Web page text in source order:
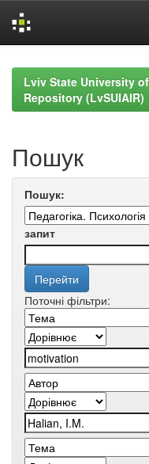
navigationLviv State University
Repository (LvSUIAIR)
Пошук
Пошук:
запит
Поточні фільтри: